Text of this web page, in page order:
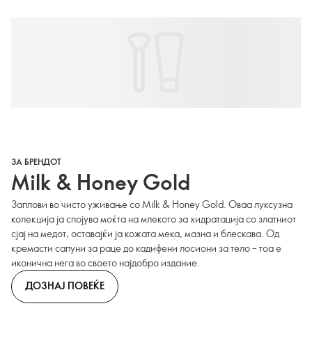
ЗА БРЕНДОТ
Milk & Honey Gold
Заплови во чисто уживање со Milk & Honey Gold. Оваа луксузна
колекција ја спојува моќта на млекото за хидратација со златниот
сјај на медот, оставајќи ја кожата мека, мазна и блескава. Од
кремасти сапуни за раце до кадифени лосиони за тело – тоа е
иконична нега во своето најдобро издание.
ДОЗНАЈ ПОВЕЌЕ